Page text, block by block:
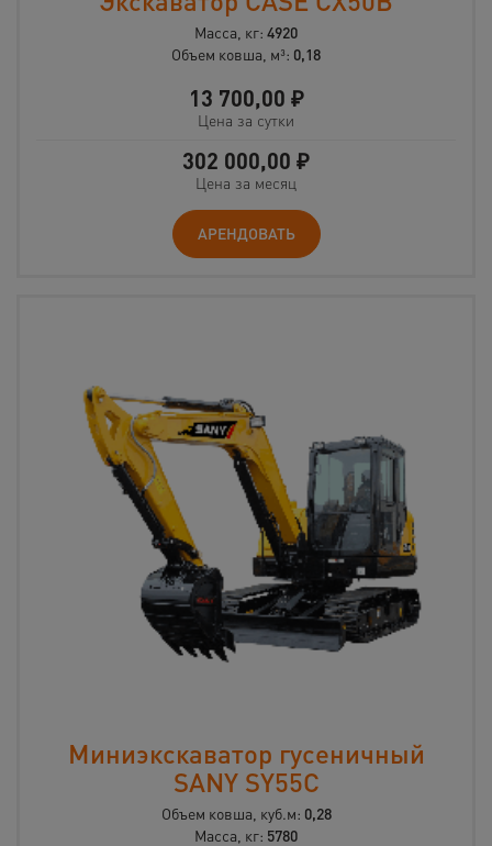
Масса, кг: 4920
Объем ковша, м³: 0,18
13 700,00 ₽
Цена за сутки
302 000,00 ₽
Цена за месяц
АРЕНДОВАТЬ
Миниэкскаватор гусеничный
SANY SY55C
Объем ковша, куб.м: 0,28
Масса, кг: 5780